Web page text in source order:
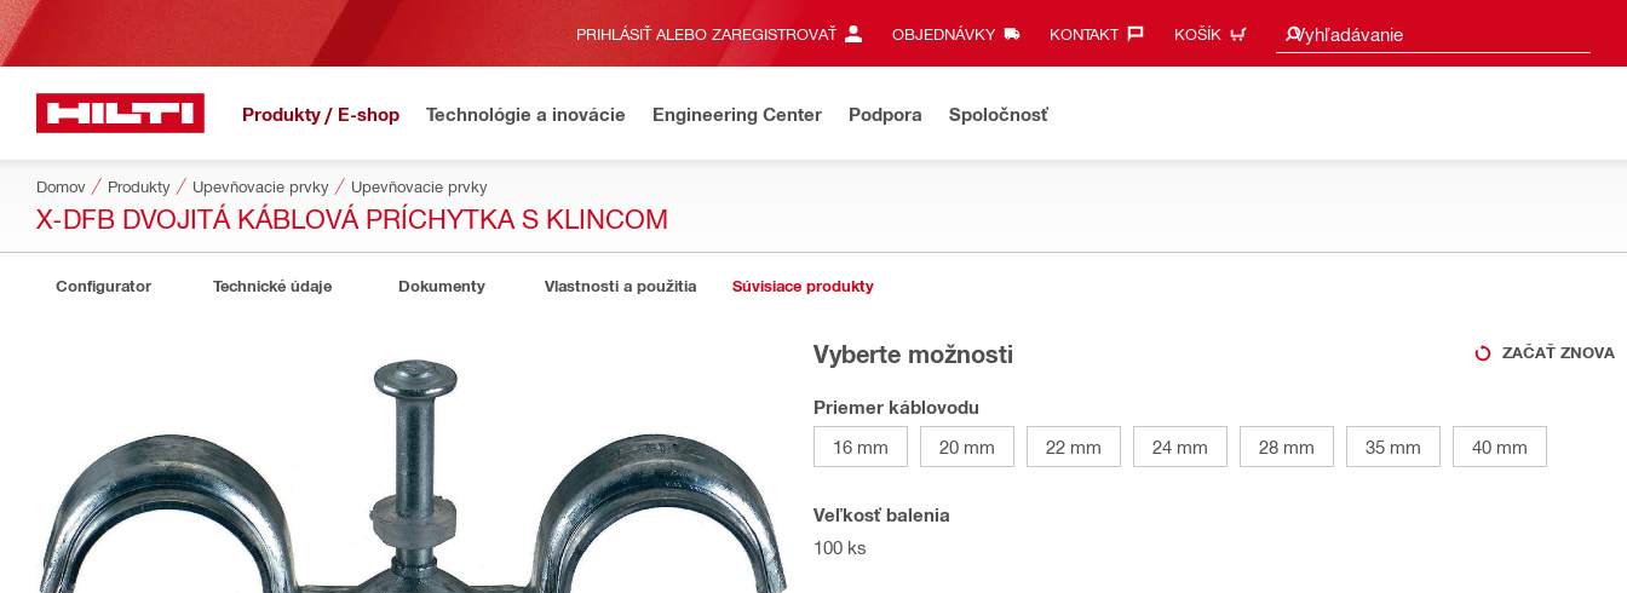
PRIHLÁSIŤ ALEBO ZAREGISTROVAŤ OBJEDNÁVKY KONTAKT‎ KOŠÍK Vyhľadávanie
Vyhľadať návrhy
Produkty / E-shop Technológie a inovácie Engineering Center Podpora Spoločnosť
Domov Produkty Upevňovacie prvky Upevňovacie prvky
X-DFB DVOJITÁ KÁBLOVÁ PRÍCHYTKA S KLINCOM
Configurator Technické údaje Dokumenty Vlastnosti a použitia Súvisiace produkty
Vyberte možnosti ZAČAŤ ZNOVA
Priemer káblovodu
16 mm
20 mm 22 mm 24 mm 28 mm 35 mm 40 mm
Veľkosť balenia
100 ks